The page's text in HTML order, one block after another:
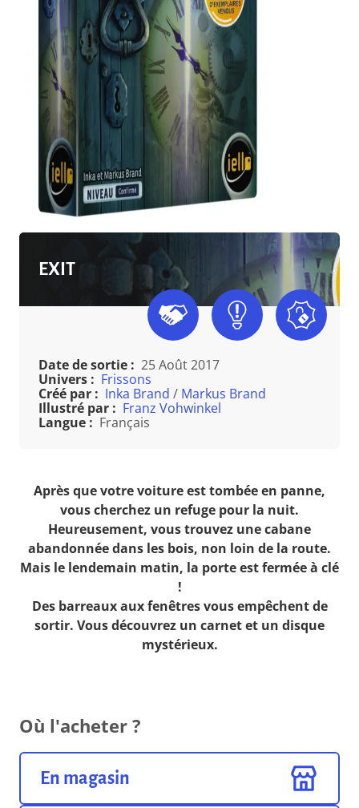
EXIT
Date de sortie : 25 Août 2017
Univers : Frissons
Créé par : Inka Brand / Markus Brand
Illustré par : Franz Vohwinkel
Langue : Français
Après que votre voiture est tombée en panne,
vous cherchez un refuge pour la nuit.
Heureusement, vous trouvez une cabane
abandonnée dans les bois, non loin de la route.
Mais le lendemain matin, la porte est fermée à clé
!
Des barreaux aux fenêtres vous empêchent de
sortir. Vous découvrez un carnet et un disque
mystérieux.
Où l'acheter ?
En magasin